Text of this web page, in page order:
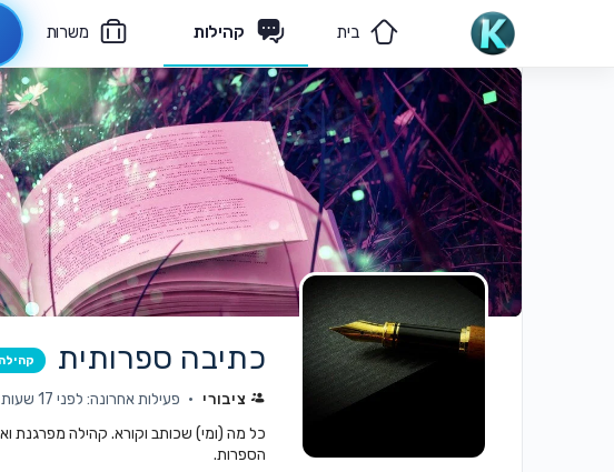
בית קהילות משרות
מאמרים הצוות שלנו פיקוח
כתיבה ספרותית קהילה
ציבורי
פעילות אחרונה: לפני 17 שעות
כל מה (ומי) שכותב וקורא. קהילה מפרגנת
הספרות.